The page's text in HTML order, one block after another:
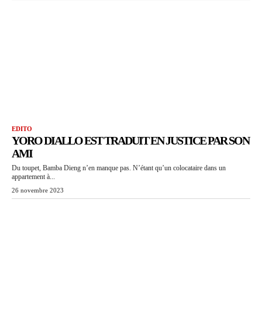
EDITO
YORO DIALLO EST TRADUIT EN JUSTICE PAR SON
AMI
Du toupet, Bamba Dieng n’en manque pas. N’étant qu’un colocataire dans un
appartement à...
26 novembre 2023